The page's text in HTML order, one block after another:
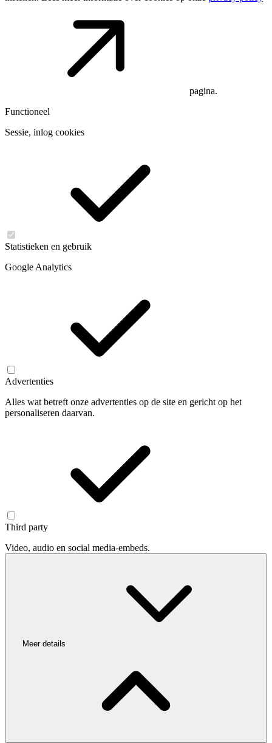
pagina.
Functioneel
Sessie, inlog cookies
Statistieken en gebruik
Google Analytics
Advertenties
Alles wat betreft onze advertenties op de site en gericht op het
personaliseren daarvan.
Third party
Video, audio en social media-embeds.
Meer details